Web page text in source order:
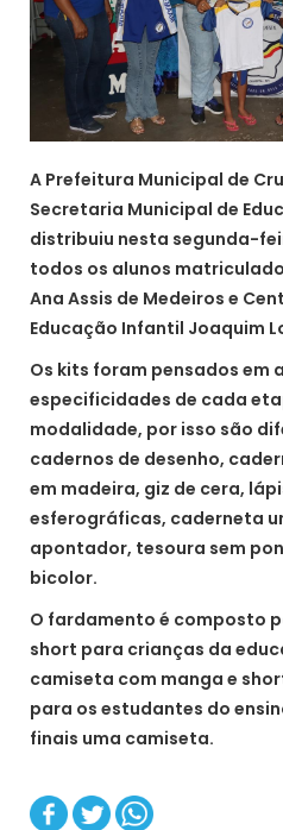
A Prefeitura Municipal de
Secretaria Municipal de
distribuiu nesta segunda-
todos os alunos
Ana Assis de Medeiros e
Educação Infantil Joaquim
Os kits foram pensados em
especificidades de cada
modalidade, por isso são
cadernos de desenho,
em madeira, giz de cera,
esferográficas, caderneta
apontador, tesoura sem
bicolor.
O fardamento é composto
short para crianças da
camiseta com manga e
para os estudantes do
finais uma camiseta.